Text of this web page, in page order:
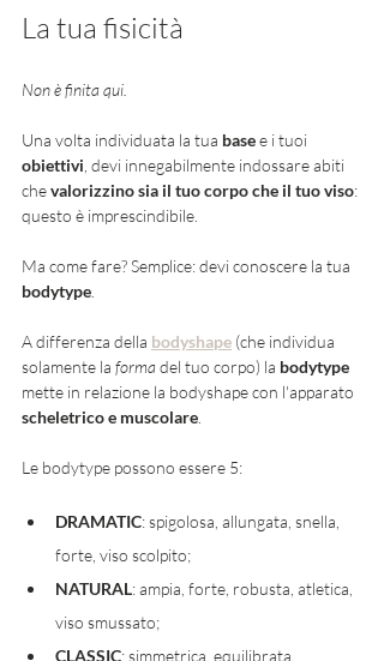
La tua fisicità
Non è finita qui.
Una volta individuata la tua base e i tuoi
obiettivi , devi innegabilmente indossare abiti
che valorizzino sia il tuo corpo che il tuo viso:
questo è imprescindibile.
Ma come fare? Semplice: devi conoscere la tua
bodytype
A differenza della bodyshape (che individua
solamente la forma del tuo corpo) la bodytype
mette in relazione la bodyshape con l'apparato
scheletrico e muscolare
Le bodytype possono essere 5:
DRAMATIC: spigolosa, allungata, snella,
forte, viso scolpito;
NATURAL: ampia, forte, robusta, atletica,
viso smussato;
CLASSIC: simmetrica, equilibrata,